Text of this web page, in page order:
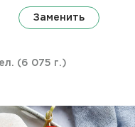
Заменить
(6 075 г.)